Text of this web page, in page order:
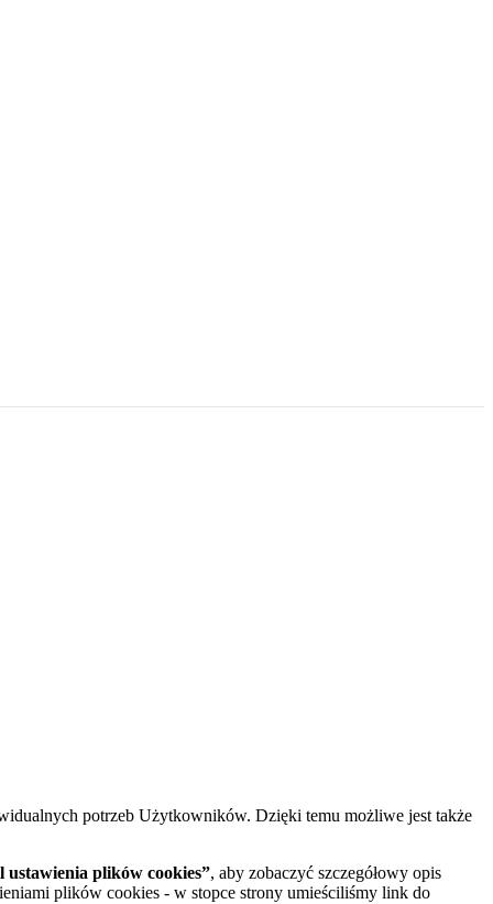
potrzeb Użytkowników. Dzięki temu możliwe jest także
ustawienia plików cookies”, aby zobaczyć szczegółowy opis
plików cookies - w stopce strony umieściliśmy link do